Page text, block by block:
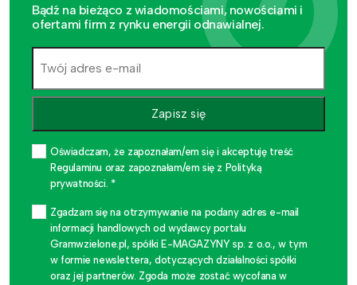
Bądź na bieżąco z wiadomościami, nowościami i
ofertami firm z rynku energii odnawialnej.
Zapisz się
Oświadczam, że zapoznałam/em się i akceptuję treść
Regulaminu oraz zapoznałam/em się z Polityką
prywatności. *
Zgadzam się na otrzymywanie na podany adres e-mail
informacji handlowych od wydawcy portalu
Gramwzielone.pl, spółki E-MAGAZYNY sp. z o.o., w tym
w formie newslettera, dotyczących działalności spółki
oraz jej partnerów. Zgoda może zostać wycofana w